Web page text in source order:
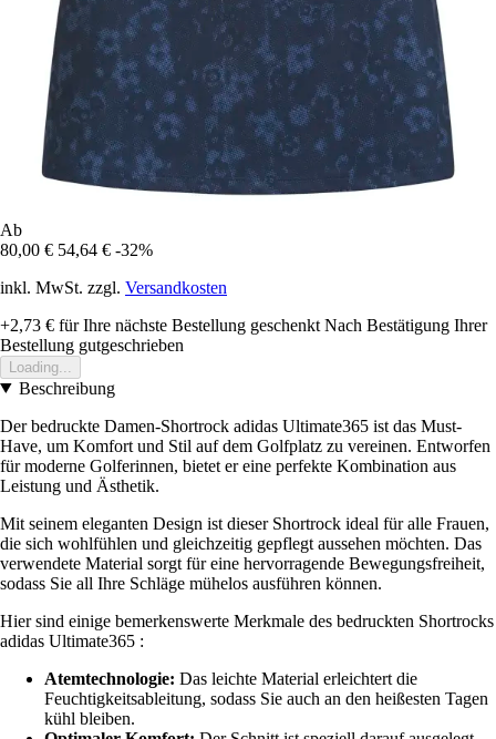
Ab
80,00 € 54,64 € -32%
inkl. MwSt. zzgl. Versandkosten
+2,73 € für Ihre nächste Bestellung geschenkt Nach Bestätigung Ihrer
Bestellung gutgeschrieben
Loading...
Beschreibung
Der bedruckte Damen-Shortrock adidas Ultimate365 ist das Must-
Have, um Komfort und Stil auf dem Golfplatz zu vereinen. Entworfen
für moderne Golferinnen, bietet er eine perfekte Kombination aus
Leistung und Ästhetik.
Mit seinem eleganten Design ist dieser Shortrock ideal für alle Frauen,
die sich wohlfühlen und gleichzeitig gepflegt aussehen möchten. Das
verwendete Material sorgt für eine hervorragende Bewegungsfreiheit,
sodass Sie all Ihre Schläge mühelos ausführen können.
Hier sind einige bemerkenswerte Merkmale des bedruckten Shortrocks
adidas Ultimate365 :
Atemtechnologie: Das leichte Material erleichtert die
Feuchtigkeitsableitung, sodass Sie auch an den heißesten Tagen
kühl bleiben.